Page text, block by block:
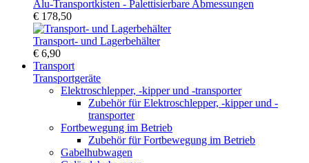
Alu-Transportkisten - Palettisierbare Abmessungen
€ 178,50
Transport- und Lagerbehälter
€ 6,90
Transport
Transportgeräte
Elektroschlepper, -kipper und -transporter
Zubehör für Elektroschlepper, -kipper und -
transporter
Fortbewegung im Betrieb
Zubehör für Fortbewegung im Betrieb
Gabelhubwagen